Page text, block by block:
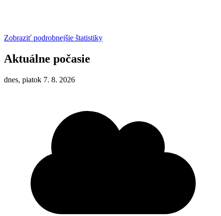
Zobraziť podrobnejšie štatistiky
Aktuálne počasie
dnes, piatok 7. 8. 2026